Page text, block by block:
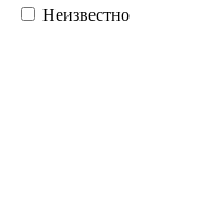
Неизвестно